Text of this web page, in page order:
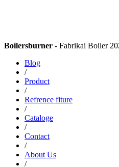
Boilersburner - Fabrikai Boiler
Blog
/
Product
/
Refrence fiture
/
Cataloge
/
Contact
/
About Us
/